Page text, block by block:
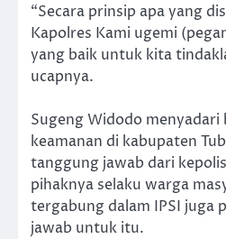
“Secara prinsip apa yang
Kapolres Kami ugemi
yang baik untuk kita
ucapnya.
Sugeng Widodo menyadari
keamanan di kabupaten
tanggung jawab dari
pihaknya selaku warga
tergabung dalam IPSI juga
jawab untuk itu.